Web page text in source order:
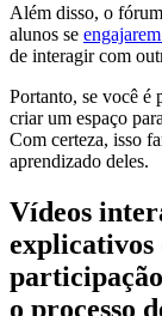
Além disso, o
alunos se
de interagir com
Portanto, se você é
criar um espaço
Com certeza, isso
aprendizado deles.
Vídeos
explicativos
o processo